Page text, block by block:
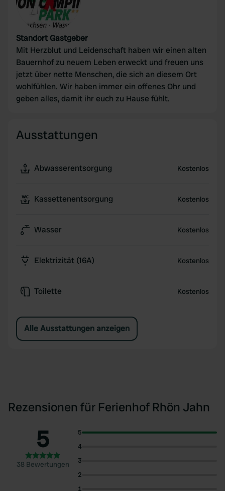
Standort Gastgeber
Mit Herzblut und Leidenschaft haben wir einen alten
Bauernhof zu neuem Leben erweckt und freuen uns
jetzt über nette Menschen, die sich an diesem Ort
wohlfühlen. Wir haben immer ein offenes Ohr und
geben alles, damit ihr euch zu Hause fühlt.
Ausstattungen
Abwasserentsorgung Kostenlos
Kassettenentsorgung Kostenlos
Wasser Kostenlos
Elektrizität (16A) Kostenlos
Toilette Kostenlos
Alle Ausstattungen anzeigen
Rezensionen für Ferienhof Rhön Jahn
5
38 Bewertungen
5
4
3
2
1